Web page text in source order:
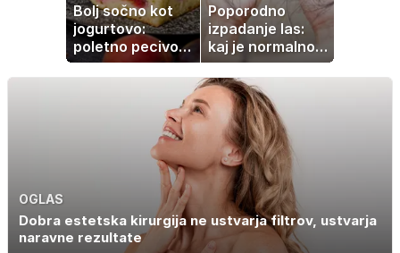
Bolj sočno kot
jogurtovo:
poletno pecivo,
ki vedno uspe
Poporodno
izpadanje las:
kaj je normalno
in kako si
pomagati
OGLAS
Dobra estetska kirurgija ne ustvarja filtrov, ustvarja
naravne rezultate